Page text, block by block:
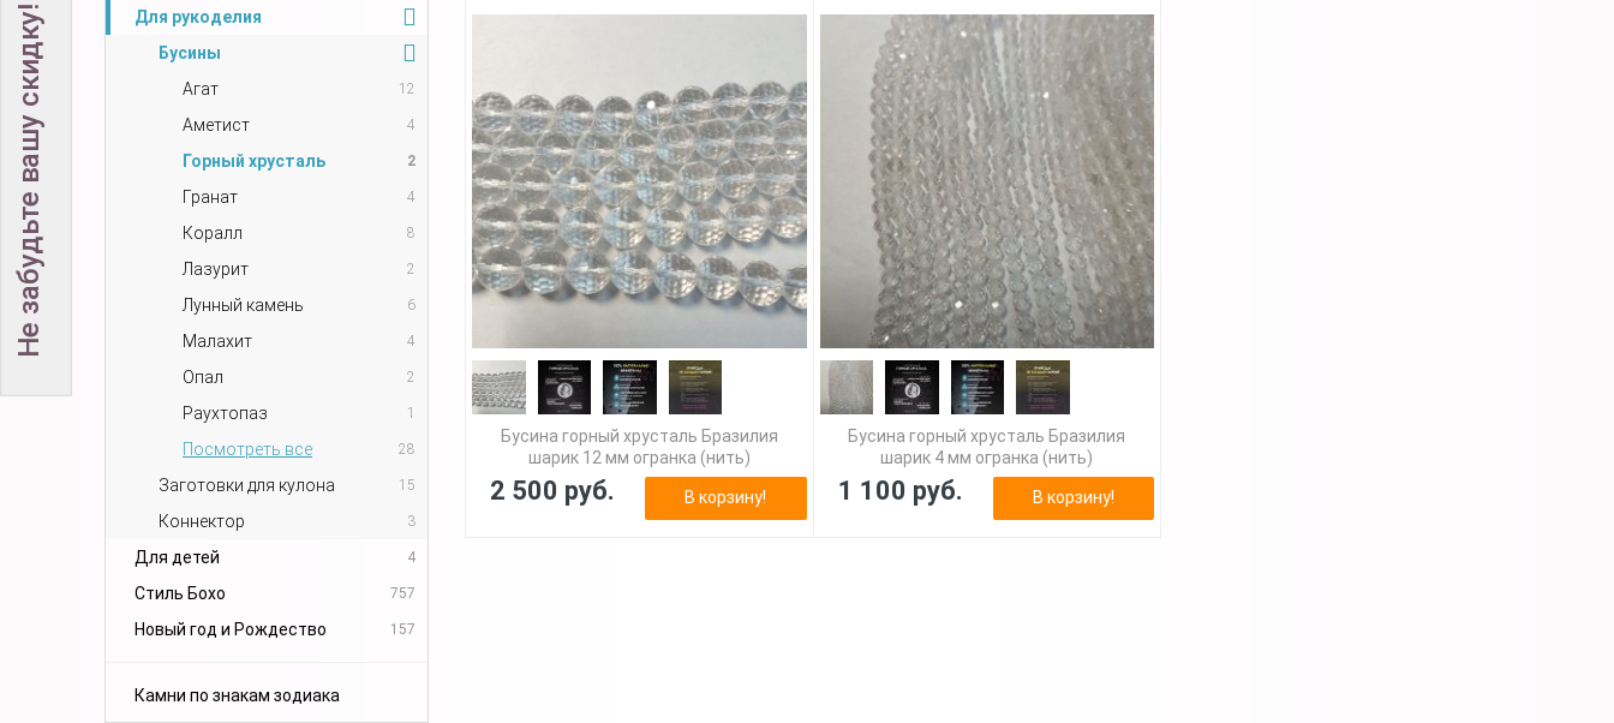
Для рукоделия
Бусины
Агат
12
Аметист 4
Горный хрусталь 2
Гранат 4
Коралл 8
Лазурит 2
Лунный камень 6
Малахит 4
Опал 2
Раухтопаз 1
Посмотреть все 28
Заготовки для кулона 15
Коннектор 3
Для детей 4
Стиль Бохо 757
Новый год и Рождество 157
Камни по знакам зодиака
Бусина горный хрусталь Бразилия
шарик 12 мм огранка (нить)
2 500 руб. В корзину!
Бусина горный хрусталь Бразилия
шарик 4 мм огранка (нить)
1 100 руб. В корзину!
Не забудьте вашу скидку!